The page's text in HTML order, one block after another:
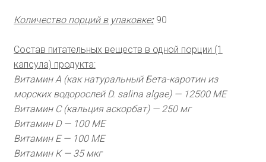
Количество порций в упаковке:90
Состав питательных веществ в одной порции (1
капсула) продукта:
Витамин А (как натуральный Бета-каротин из
морских водорослей D. salina algae) — 12500 МЕ
Витамин С (кальция аскорбат) — 250 мг
Витамин D — 100 МЕ
Витамин Е — 100 МЕ
Витамин К — 35 мкг